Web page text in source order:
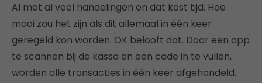
Al met al veel handelingen en dat kost tijd. Hoe
mooi zou het zijn als dit allemaal in één keer
geregeld kon worden. OK belooft dat. Door een app
te scannen bij de kassa en een code in te vullen,
worden alle transacties in één keer afgehandeld.